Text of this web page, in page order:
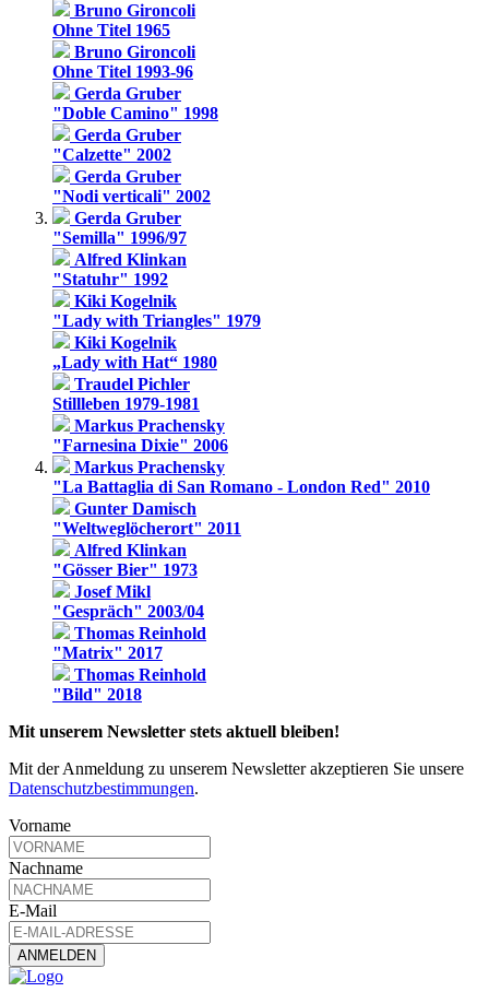
Bruno Gironcoli
Ohne Titel 1965
Bruno Gironcoli
Ohne Titel 1993-96
Gerda Gruber
"Doble Camino" 1998
Gerda Gruber
"Calzette" 2002
Gerda Gruber
"Nodi verticali" 2002
Gerda Gruber
"Semilla" 1996/97
Alfred Klinkan
"Statuhr" 1992
Kiki Kogelnik
"Lady with Triangles" 1979
Kiki Kogelnik
„Lady with Hat“ 1980
Traudel Pichler
Stillleben 1979-1981
Markus Prachensky
"Farnesina Dixie" 2006
Markus Prachensky
"La Battaglia di San Romano - London Red" 2010
Gunter Damisch
"Weltweglöcherort" 2011
Alfred Klinkan
"Gösser Bier" 1973
Josef Mikl
"Gespräch" 2003/04
Thomas Reinhold
"Matrix" 2017
Thomas Reinhold
"Bild" 2018
Mit unserem Newsletter stets aktuell bleiben!
Mit der Anmeldung zu unserem Newsletter akzeptieren Sie unsere
Datenschutzbestimmungen.
Vorname
Nachname
E-Mail